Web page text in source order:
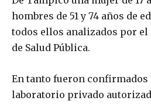
hombres de 51 y 74 años de
todos ellos analizados por
de Salud Pública.
En tanto fueron confirmados
laboratorio privado